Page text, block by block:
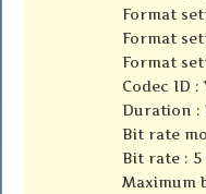
Format
Format
Format
Codec ID :
Duration :
Bit rate
Bit rate : 5
Maximum